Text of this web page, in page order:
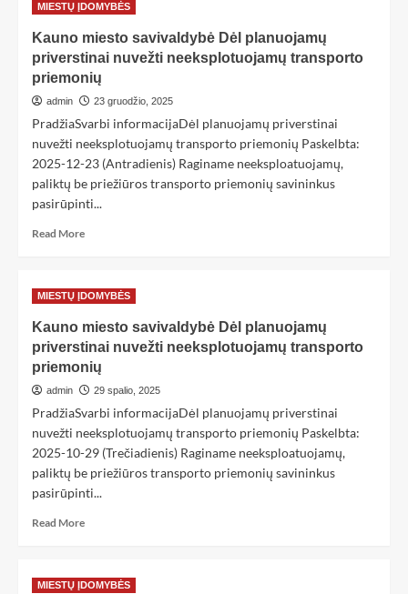
MIESTŲ ĮDOMYBĖS
Kauno miesto savivaldybė Dėl planuojamų
priverstinai nuvežti neeksplotuojamų transporto
priemonių
admin 23 gruodžio, 2025
PradžiaSvarbi informacijaDėl planuojamų priverstinai
nuvežti neeksplotuojamų transporto priemonių Paskelbta:
2025-12-23 (Antradienis) Raginame neeksploatuojamų,
paliktų be priežiūros transporto priemonių savininkus
pasirūpinti...
Read More
MIESTŲ ĮDOMYBĖS
Kauno miesto savivaldybė Dėl planuojamų
priverstinai nuvežti neeksplotuojamų transporto
priemonių
admin 29 spalio, 2025
PradžiaSvarbi informacijaDėl planuojamų priverstinai
nuvežti neeksplotuojamų transporto priemonių Paskelbta:
2025-10-29 (Trečiadienis) Raginame neeksploatuojamų,
paliktų be priežiūros transporto priemonių savininkus
pasirūpinti...
Read More
MIESTŲ ĮDOMYBĖS